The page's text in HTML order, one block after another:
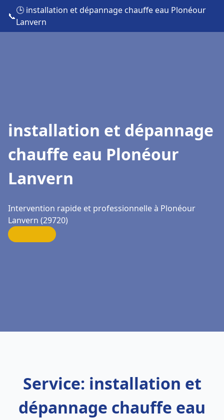
📞
🕒 installation et dépannage chauffe eau Plonéour
Lanvern
installation et dépannage
chauffe eau Plonéour
Lanvern
Intervention rapide et professionnelle à Plonéour
Lanvern (29720)
Service: installation et
dépannage chauffe eau